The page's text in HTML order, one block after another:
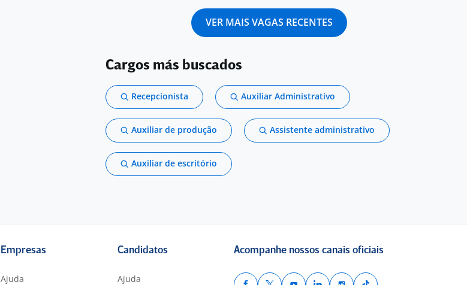
VER MAIS VAGAS RECENTES
Cargos más buscados
Recepcionista Auxiliar Administrativo
Auxiliar de produção Assistente administrativo
Auxiliar de escritório
Empresas
Ajuda
Candidatos
Ajuda
Acompanhe nossos canais oficiais